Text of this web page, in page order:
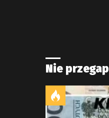
Nie przegap